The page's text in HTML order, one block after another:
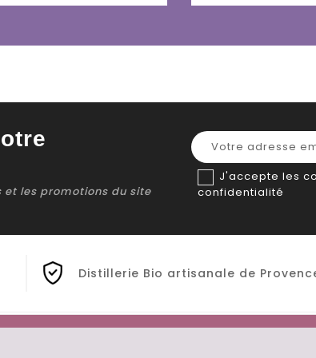
et les promotions du site
J'accepte les
confidentialité
Distillerie Bio artisanale de